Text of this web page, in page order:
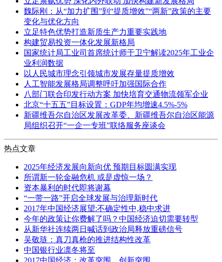
魏际刚：从“加力扩围”到“提质增效”“两新”政策的主要
变化与优化方向
立足特色优势打造新质生产力重要实践地
构建贸易投资一体化发展新格局
国家统计局工业司首席统计师于卫宁解读2025年工业企
业利润数据
以人民城市理念引领城市发展存量提质增效
人工智能发展格局调整呼吁加强国际合作
八部门联合印发行动方案 加快培育交通物流领军企业
北京“十五五”目标设置：GDP年均增速4.5%-5%
新疆维吾尔自治区发展改革委、新疆维吾尔自治区能源
局组织召开“一企一专班”联络服务座谈会
热点文章
2025年经济发展向新向优 预期目标圆满实现
所谓新一轮金融危机 或是虚惊一场？
资本暴利的时代即将谢幕
“一带一路”开启全球发展与治理新时代
2017年中国经济展望:不确定性中,稳中求进
今年的政策让你费解了吗？中国经济迫切需要转型
从新华社连续两日喊话到政治局释放重磅信号
吴敬琏：真刀真枪的推进结构性改革
中国银行业凛冬将至